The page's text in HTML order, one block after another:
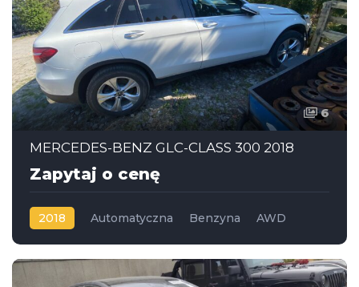
6
MERCEDES-BENZ GLC-CLASS 300 2018
Zapytaj o cenę
2018 Automatyczna Benzyna AWD